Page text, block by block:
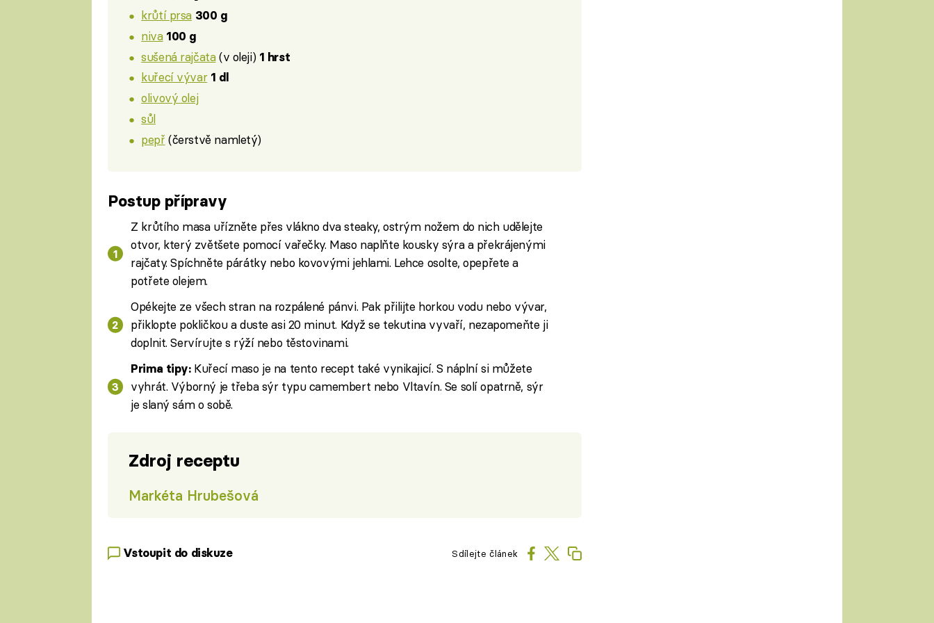
krůtí prsa 300 g
niva 100 g
sušená rajčata(v oleji) 1 hrst
kuřecí vývar 1 dl
olivový olej
sůl
pepř (čerstvě namletý)
Postup přípravy
Z krůtího masa uřízněte přes vlákno dva steaky, ostrým nožem do nich udělejte
otvor, který zvětšete pomocí vařečky. Maso naplňte kousky sýra a překrájenými
rajčaty. Spíchněte párátky nebo kovovými jehlami. Lehce osolte, opepřete a
potřete olejem.
Opékejte ze všech stran na rozpálené pánvi. Pak přilijte horkou vodu nebo vývar,
přiklopte pokličkou a duste asi 20 minut. Když se tekutina vyvaří, nezapomeňte ji
doplnit. Servírujte s rýží nebo těstovinami.
Prima tipy:Kuřecí maso je na tento recept také vynikajicí. S náplní si můžete
vyhrát. Výborný je třeba sýr typu camembert nebo Vltavín. Se solí opatrně, sýr
je slaný sám o sobě.
Zdroj receptu
Markéta Hrubešová
Vstoupit do diskuze Sdílejte článek